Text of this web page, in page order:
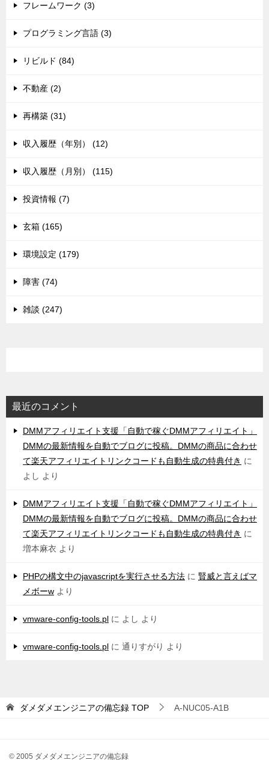
フレームワーク (3)
プログラミング言語 (3)
リビルド (84)
不動産 (2)
再構築 (31)
収入履歴（年別） (12)
収入履歴（月別） (115)
投資情報 (7)
玄箱 (165)
環境設定 (179)
障害 (74)
雑談 (247)
最近のコメント
DMMアフィリエイト支援「自動で稼ぐDMMアフィリエイト」
DMMの最新情報を自動でブログに投稿。DMMの商品に合わせ
て楽天アフィリエイトリンクコードも自動生成の特典付き に
よし より
DMMアフィリエイト支援「自動で稼ぐDMMアフィリエイト」
DMMの最新情報を自動でブログに投稿。DMMの商品に合わせ
て楽天アフィリエイトリンクコードも自動生成の特典付き に
増本麻衣 より
PHPの構文中のjavascriptを実行させる方法 に 賢威と言えばマ
メボーw より
vmware-config-tools.pl に よし より
vmware-config-tools.pl に 通りすがり より
ダメダメエンジニアの備忘録 TOP A-NUC05-A1B
© 2005 ダメダメエンジニアの備忘録